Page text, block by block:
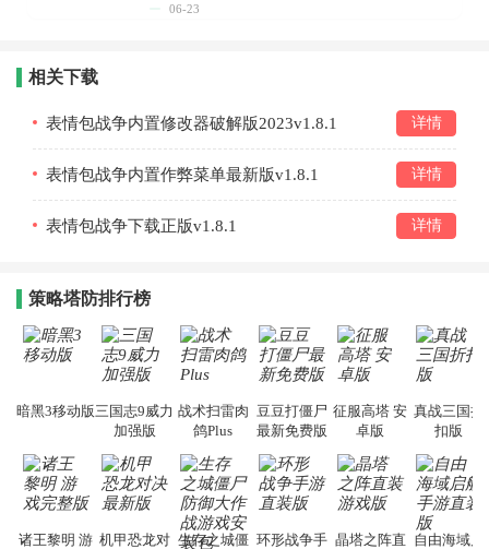
06-23
相关下载
表情包战争内置修改器破解版2023v1.8.1 详情
表情包战争内置作弊菜单最新版v1.8.1 详情
表情包战争下载正版v1.8.1 详情
策略塔防排行榜
暗黑3移动版三国志9威力
加强版
战术扫雷肉
鸽Plus
豆豆打僵尸
最新免费版
征服高塔 安
卓版
真战三国折
扣版
诸王黎明 游
机甲恐龙对 生存之城僵 环形战争手 晶塔之阵直 自由海域启